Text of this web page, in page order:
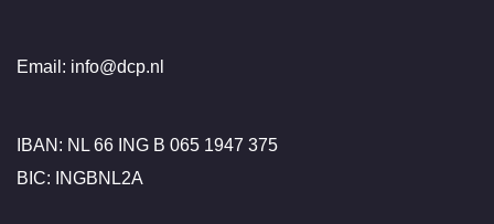
Email: info@dcp.nl
IBAN: NL 66 ING B 065 1947 375
BIC: INGBNL2A